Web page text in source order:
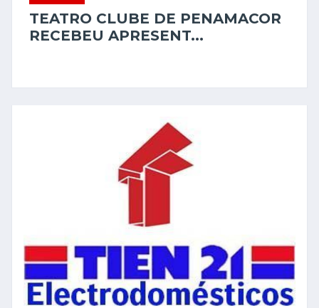
TEATRO CLUBE DE PENAMACOR
RECEBEU APRESENT...